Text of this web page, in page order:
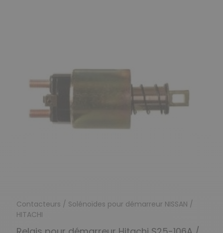
Contacteurs / Solénoïdes pour démarreur NISSAN /
HITACHI